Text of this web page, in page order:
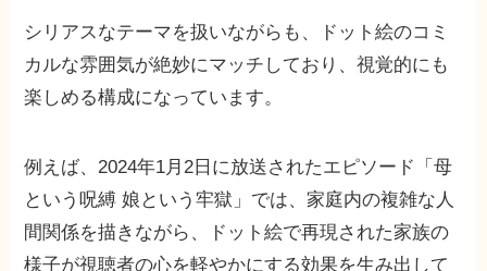
シリアスなテーマを扱いながらも、ドット絵のコミ
カルな雰囲気が絶妙にマッチしており、視覚的にも
楽しめる構成になっています。
例えば、2024年1月2日に放送されたエピソード「母
という呪縛 娘という牢獄」では、家庭内の複雑な人
間関係を描きながら、ドット絵で再現された家族の
様子が視聴者の心を軽やかにする効果を生み出して